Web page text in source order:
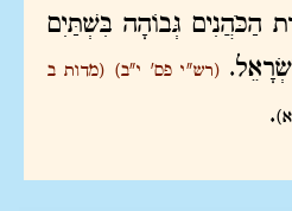
הַכֹּהֲנִים גְּבוֹהָה בִּשְׁתַּיִם
(רש"י פס' י"ב) (מדות ב
.